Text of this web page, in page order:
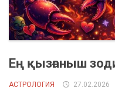
Ең қызғаныш
АСТРОЛОГИЯ 27.02.2026